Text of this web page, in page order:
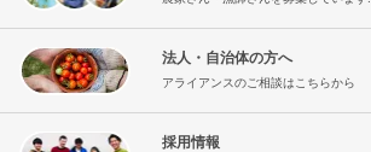
法人・自治体の方へ
アライアンスのご相談はこちらから
採用情報